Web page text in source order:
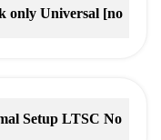
only Universal [no
Setup LTSC No